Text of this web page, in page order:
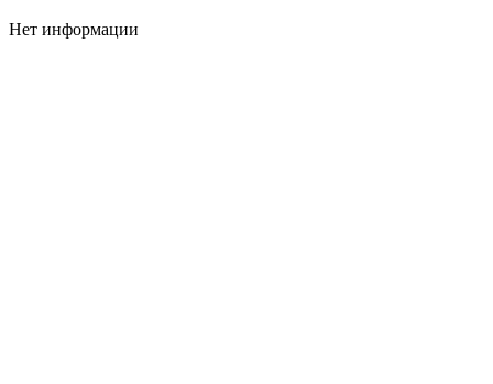
Нет информации